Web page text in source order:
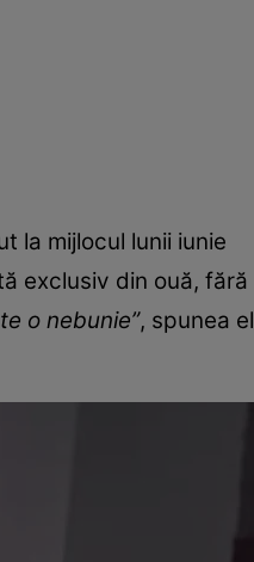
la mijlocul lunii iunie
exclusiv din ouă, fără
o nebunie”, spunea el